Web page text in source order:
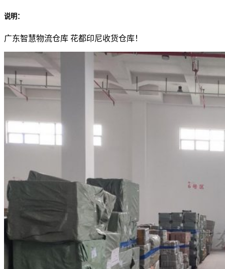
说明：
广东智慧物流仓库 花都印尼收货仓库！